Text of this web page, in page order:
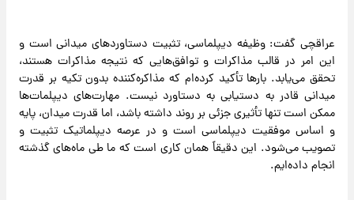
عراقچی گفت: وظیفه دیپلماسی، تثبیت دستاوردهای میدانی است و
این امر در قالب مذاکرات و توافق‌هایی که نتیجه مذاکرات هستند،
تحقق می‌یابد. بارها تأکید کرده‌ام که مذاکره‌کننده بدون تکیه بر قدرت
میدانی قادر به دستیابی به دستاورد نیست. مهارت‌های دیپلمات‌ها
ممکن است تنها تأثیری جزئی بر روند داشته باشد، اما قدرت میدان، پایه
و اساس موفقیت دیپلماسی است و در عرصه دیپلماتیک تثبیت و
تصویب می‌شود. این دقیقاً همان کاری است که ما طی ماه‌های گذشته
انجام داده‌ایم.